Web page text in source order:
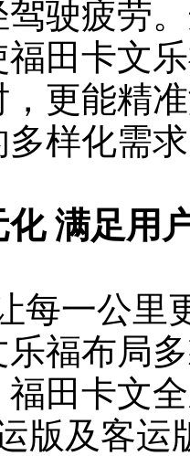
驶疲劳
田卡文
更能精
样化需
满足用
一公里
福布局
福田卡文
版及客运